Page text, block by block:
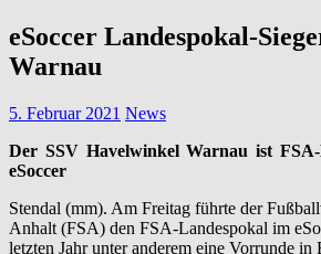
eSoccer Landespokal-
Warnau
5. Februar 2021 News
Der SSV Havelwinkel Warnau ist FSA-
eSoccer
Stendal (mm). Am Freitag führte der
Anhalt (FSA) den FSA-Landespokal im
letzten Jahr unter anderem eine Vorrunde